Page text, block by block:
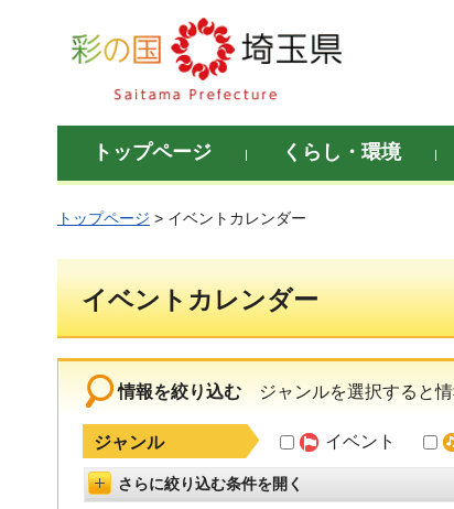
彩の国 埼玉県
トップページ くらし・環境
トップページ > イベントカレンダー
イベントカレンダー
情報を絞り込む ジャンルを選択すると
ジャンル イベント
詳細設定を開く
さらに絞り込む条件を開く